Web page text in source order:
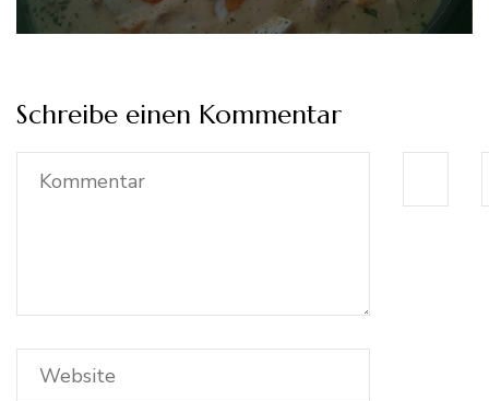
Schreibe einen Kommentar